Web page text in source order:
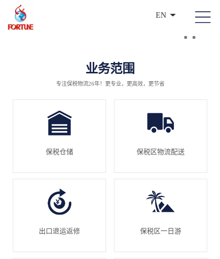
EN
业务范围
专注保税物流26年！更专业，更高效，更节省
保税仓储 保税区物流配送
出口退运返修 保税区一日游